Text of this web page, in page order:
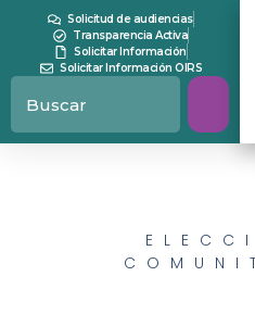
Solicitud de audiencias
Transparencia Activa
Solicitar Información
Solicitar Información OIRS